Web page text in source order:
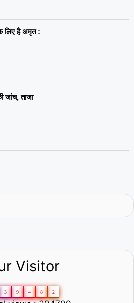
के लिए है अमृत :
जांच, ताजा
Visitor
3 9 4 8 2